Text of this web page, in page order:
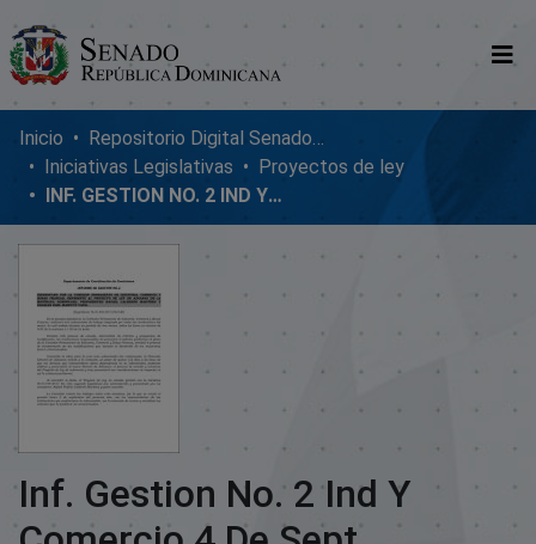
Comunidades
Glosario
Nosotros
Inicio
Repositorio Digital SenadoRD
Iniciativas Legislativas
Proyectos de ley
INF. GESTION NO. 2 IND Y COMERCIO 4 DE SEPT
Inf. Gestion No. 2 Ind Y